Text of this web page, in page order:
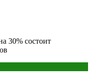
30% состоит